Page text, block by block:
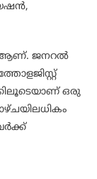
ആണ്. ജനറല്‍
ഒരു